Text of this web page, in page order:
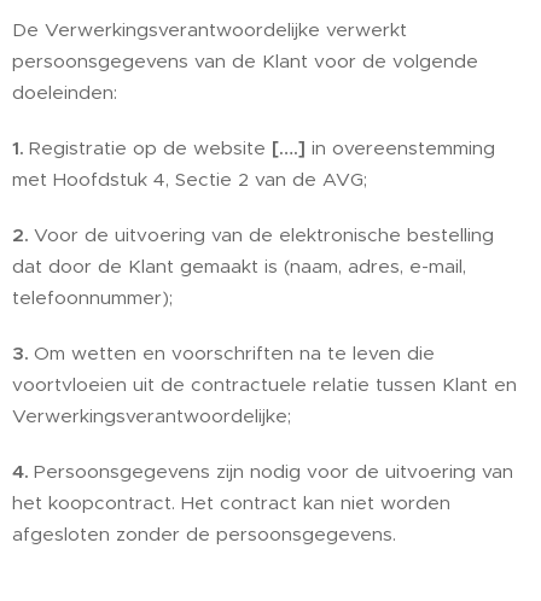
De Verwerkingsverantwoordelijke verwerkt
persoonsgegevens van de Klant voor de volgende
doeleinden:
1. Registratie op de website [….] in overeenstemming
met Hoofdstuk 4, Sectie 2 van de AVG;
2. Voor de uitvoering van de elektronische bestelling
dat door de Klant gemaakt is (naam, adres, e-mail,
telefoonnummer);
3. Om wetten en voorschriften na te leven die
voortvloeien uit de contractuele relatie tussen Klant en
Verwerkingsverantwoordelijke;
4. Persoonsgegevens zijn nodig voor de uitvoering van
het koopcontract. Het contract kan niet worden
afgesloten zonder de persoonsgegevens.